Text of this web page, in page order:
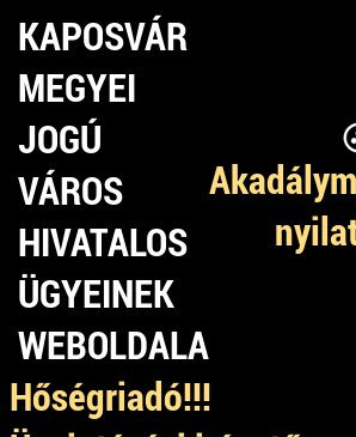
KAPOSVÁR
MEGYEI
JOGÚ
VÁROS
HIVATALOS
ÜGYEINEK
WEBOLDALA
Hőségriadó!!!